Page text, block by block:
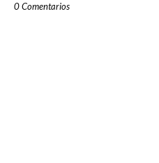
0 Comentarios